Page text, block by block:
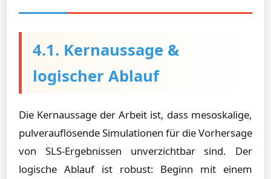
4.1. Kernaussage &
logischer Ablauf
Die Kernaussage der Arbeit ist, dass mesoskalige,
pulverauflösende Simulationen für die Vorhersage
von SLS-Ergebnissen unverzichtbar sind. Der
logische Ablauf ist robust: Beginn mit einem